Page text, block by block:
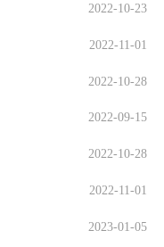
2022-10-23
2022-11-01
2022-10-28
2022-09-15
2022-10-28
2022-11-01
2023-01-05